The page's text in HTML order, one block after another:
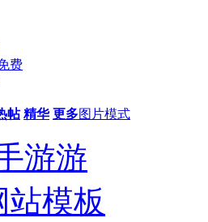
费
帖 精华 更多图片模式